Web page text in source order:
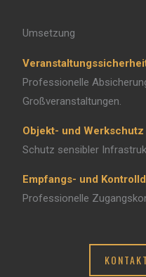
Umsetzung
Professionelle
Großveranstaltungen.
Objekt- und Werkschutz
Schutz sensibler
Empfangs- und
Professionelle